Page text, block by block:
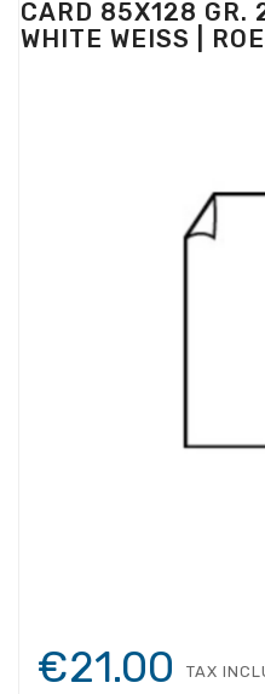
CARD 85X128
WHITE WEISS |
€21.00 TAX